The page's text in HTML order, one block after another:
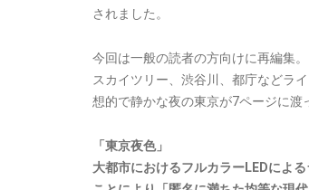
されました。
今回は一般の読者の方向けに再編集
スカイツリー、渋谷川、都庁などラ
想的で静かな夜の東京が7ページに渡
「東京夜色」
大都市におけるフルカラーLEDによ